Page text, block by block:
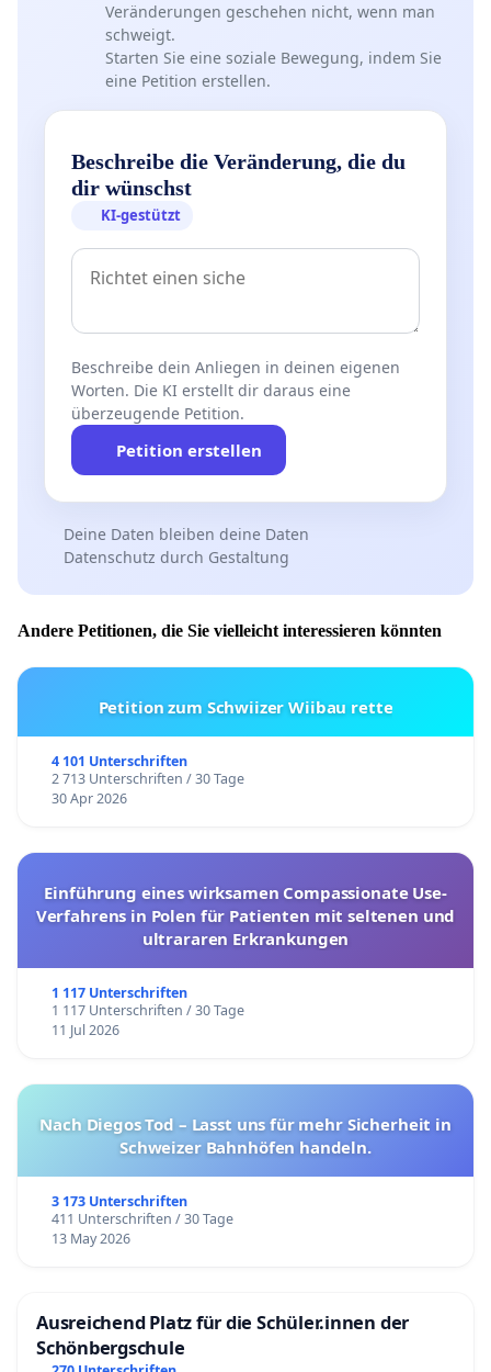
Veränderungen geschehen nicht, wenn man
schweigt.
Starten Sie eine soziale Bewegung, indem Sie
eine Petition erstellen.
Beschreibe die Veränderung, die du
dir wünschst
KI-gestützt
Beschreibe dein Anliegen in deinen eigenen
Worten. Die KI erstellt dir daraus eine
überzeugende Petition.
Petition erstellen
Deine Daten bleiben deine Daten
Datenschutz durch Gestaltung
Andere Petitionen, die Sie vielleicht interessieren könnten
Petition zum Schwiizer Wiibau rette
4 101 Unterschriften
2 713 Unterschriften / 30 Tage
30 Apr 2026
Einführung eines wirksamen Compassionate Use-
Verfahrens in Polen für Patienten mit seltenen und
ultrararen Erkrankungen
1 117 Unterschriften
1 117 Unterschriften / 30 Tage
11 Jul 2026
Nach Diegos Tod – Lasst uns für mehr Sicherheit in
Schweizer Bahnhöfen handeln.
3 173 Unterschriften
411 Unterschriften / 30 Tage
13 May 2026
Ausreichend Platz für die Schüler.innen der
Schönbergschule